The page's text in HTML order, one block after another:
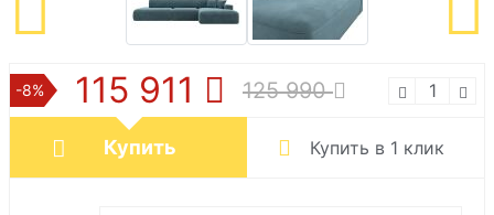
-8% 115 911 125 990
Купить Купить в 1 клик